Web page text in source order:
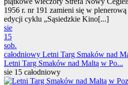
1956 r. nr 191 zamieni się w
edycji cyklu „Sąsiedzkie Kino[...]
sie
15
sob.
całodniowy Letni Targ Smaków nad
Letni Targ Smaków nad Maltą w Po...
sie 15 całodniowy